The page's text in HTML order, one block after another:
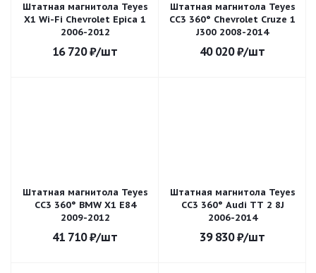
Штатная магнитола Teyes
X1 Wi-Fi Chevrolet Epica 1
2006-2012
16 720₽/шт
Штатная магнитола Teyes
CC3 360° Chevrolet Cruze 1
J300 2008-2014
40 020₽/шт
Штатная магнитола Teyes
CC3 360° BMW X1 E84
2009-2012
41 710₽/шт
Штатная магнитола Teyes
CC3 360° Audi TT 2 8J
2006-2014
39 830₽/шт